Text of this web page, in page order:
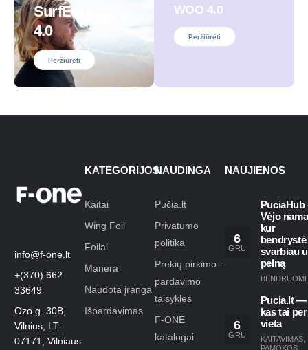
SurfEars
4.0
Peržiūrėti
WOO 4.0
Peržiūrėti
info@f-one.lt
+(370) 662
33649
Ozo g. 30B,
Vilnius, LT-
07171, Vilniaus
KATEGORIJOS
Kaitai
Wing Foil
Foilai
Manera
Naudota įranga
Išpardavimas
NAUDINGA
Pučia.lt
Privatumo
politika
Prekių pirkimo -
pardavimo
taisyklės
F-ONE
katalogai
NAUJIENOS
6
GRU
PuciaHub
Vėjo
kur
bendrystė
svarbiau
pelną
6
GRU
Pucia.lt —
kas tai per
vieta
KAITAVIMAS,
PAMOKOS